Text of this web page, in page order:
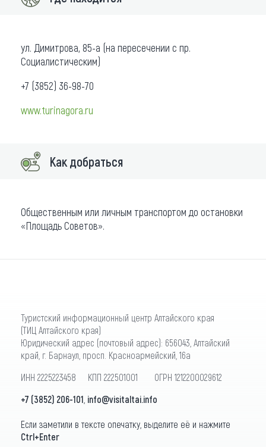
ул. Димитрова, 85-а (на пересечении с пр.
Социалистическим)
+7 (3852) 36-98-70
www.turinagora.ru
Как добраться
Общественным или личным транспортом до остановки
«Площадь Советов».
Туристский информационный центр Алтайского края
(ТИЦ Алтайского края)
Юридический адрес (почтовый адрес): 656043, Алтайский
край, г. Барнаул, просп. Красноармейский, 16а
ИНН 2225223458 КПП 222501001 ОГРН 1212200029612
+7 (3852) 206-101 info@visitaltai.info
Если заметили в тексте опечатку, выделите её и нажмите
Ctrl+Enter